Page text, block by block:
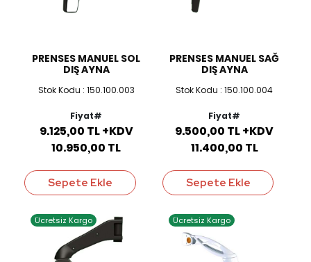
PRENSES MANUEL SOL
DIŞ AYNA
Stok Kodu : 150.100.003
Fiyat#
9.125,00 TL +KDV
10.950,00 TL
Sepete Ekle
PRENSES MANUEL SAĞ
DIŞ AYNA
Stok Kodu : 150.100.004
Fiyat#
9.500,00 TL +KDV
11.400,00 TL
Sepete Ekle
Ücretsiz Kargo Ücretsiz Kargo